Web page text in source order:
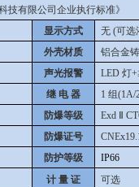
技有限公司企业执行标准》
显示方式
无 (可选
外壳材质
铝合金
声光报警 LED 灯
继 电 器 1 组(1A/
防爆等级 Exd
防爆证号
防护等级
IP66
计 量 证
可选